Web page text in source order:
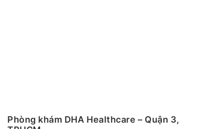
Phòng khám DHA Healthcare – Quận 3,